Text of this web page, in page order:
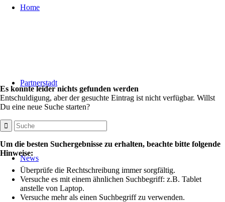
Home
Partnerstadt
News
Es konnte leider nichts gefunden werden
Entschuldigung, aber der gesuchte Eintrag ist nicht verfügbar. Willst
Du eine neue Suche starten?
Um die besten Suchergebnisse zu erhalten, beachte bitte folgende
Hinweise:
Überprüfe die Rechtschreibung immer sorgfältig.
Versuche es mit einem ähnlichen Suchbegriff: z.B. Tablet
anstelle von Laptop.
Versuche mehr als einen Suchbegriff zu verwenden.